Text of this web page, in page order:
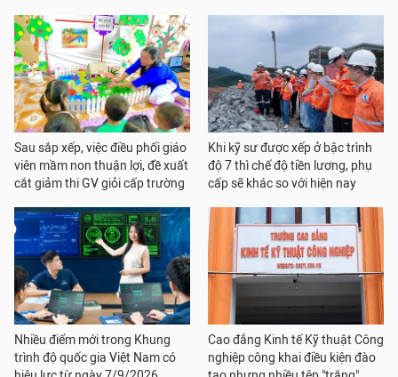
Sau sắp xếp, việc điều phối giáo
viên mầm non thuận lợi, đề xuất
cắt giảm thi GV giỏi cấp trường
Khi kỹ sư được xếp ở bậc trình
độ 7 thì chế độ tiền lương, phụ
cấp sẽ khác so với hiện nay
Nhiều điểm mới trong Khung
trình độ quốc gia Việt Nam có
Cao đẳng Kinh tế Kỹ thuật Công
nghiệp công khai điều kiện đào